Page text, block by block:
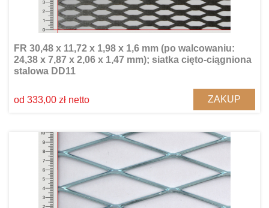
FR 30,48 x 11,72 x 1,98 x 1,6 mm (po walcowaniu:
24,38 x 7,87 x 2,06 x 1,47 mm); siatka cięto-ciągniona
stalowa DD11
od 333,00 zł netto ZAKUP